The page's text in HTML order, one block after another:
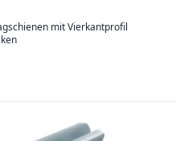
mit Vierkantprofil